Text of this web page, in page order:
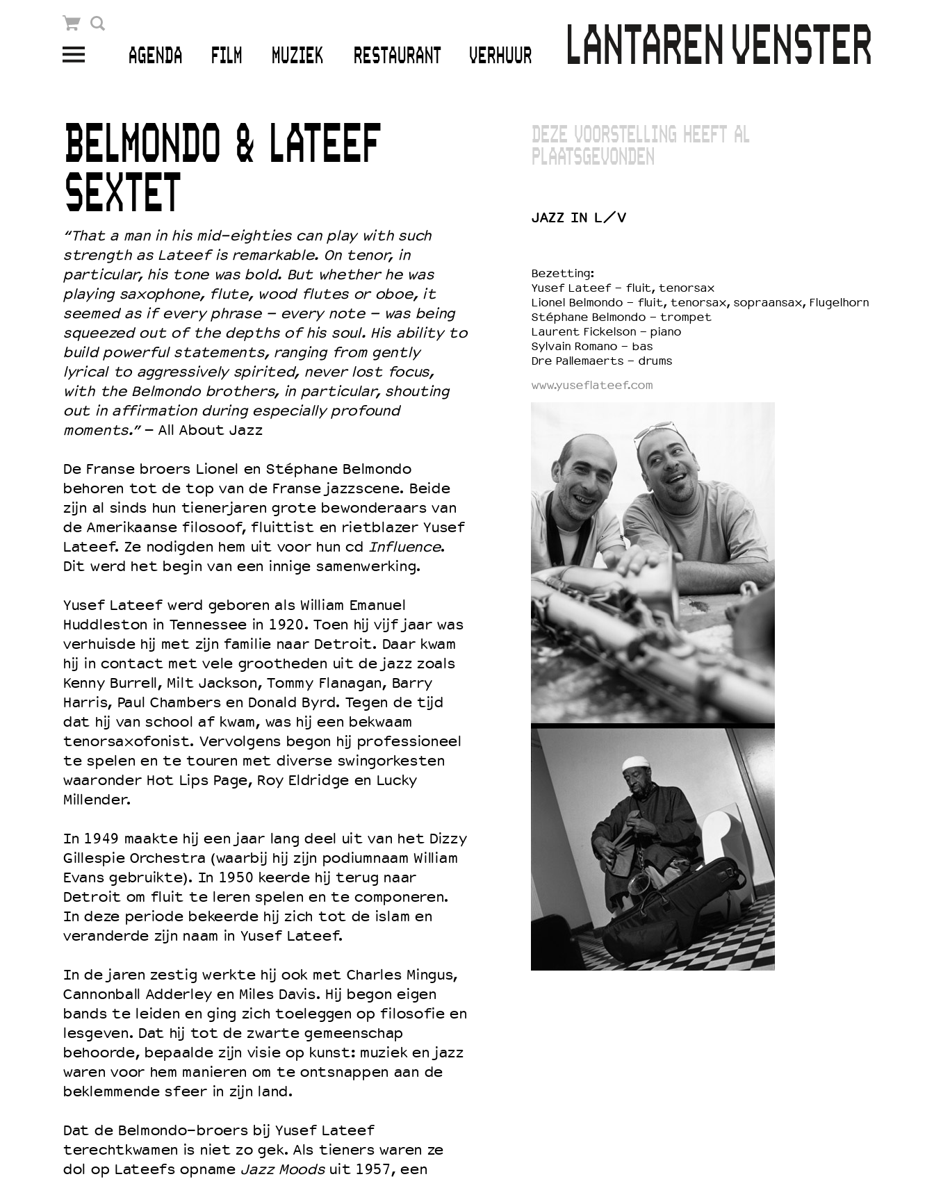
AGENDA FILM MUZIEK RESTAURANT VERHUUR
Winkelmandje
Openingstijden & contact
Bereikbaarheid
Kaartverkoop
EDUCATIE
Schoolvoorstellingen
Filmprogramma’s Primair Onderwijs
Filmprogramma’s VO/MBO
Speciale educatieprogramma’s
OVER LANTARENVENSTER
Wat we doen
Wie is wie
Word vriend
Historie
Partners
Huisregels
Integriteits- en gedragscode
Duurzaamheid
Culturele boycot Israël
Ruimte voor artistieke vrijheid – VNPF
BELMONDO & LATEEF
SEXTET
“That a man in his mid-eighties can play with such
strength as Lateef is remarkable. On tenor, in
particular, his tone was bold. But whether he was
playing saxophone, flute, wood flutes or oboe, it
seemed as if every phrase – every note – was being
squeezed out of the depths of his soul. His ability to
build powerful statements, ranging from gently
lyrical to aggressively spirited, never lost focus,
with the Belmondo brothers, in particular, shouting
out in affirmation during especially profound
moments.”– All About Jazz
De Franse broers Lionel en Stéphane Belmondo
behoren tot de top van de Franse jazzscene. Beide
zijn al sinds hun tienerjaren grote bewonderaars van
de Amerikaanse filosoof, fluittist en rietblazer Yusef
Lateef. Ze nodigden hem uit voor hun cd Influence.
Dit werd het begin van een innige samenwerking.
Yusef Lateef werd geboren als William Emanuel
Huddleston in Tennessee in 1920. Toen hij vijf jaar was
verhuisde hij met zijn familie naar Detroit. Daar kwam
hij in contact met vele grootheden uit de jazz zoals
Kenny Burrell, Milt Jackson, Tommy Flanagan, Barry
Harris, Paul Chambers en Donald Byrd. Tegen de tijd
dat hij van school af kwam, was hij een bekwaam
tenorsaxofonist. Vervolgens begon hij professioneel
te spelen en te touren met diverse swingorkesten
waaronder Hot Lips Page, Roy Eldridge en Lucky
Millender.
In 1949 maakte hij een jaar lang deel uit van het Dizzy
Gillespie Orchestra (waarbij hij zijn podiumnaam William
Evans gebruikte). In 1950 keerde hij terug naar
Detroit om fluit te leren spelen en te componeren.
In deze periode bekeerde hij zich tot de islam en
veranderde zijn naam in Yusef Lateef.
In de jaren zestig werkte hij ook met Charles Mingus,
Cannonball Adderley en Miles Davis. Hij begon eigen
bands te leiden en ging zich toeleggen op filosofie en
lesgeven. Dat hij tot de zwarte gemeenschap
behoorde, bepaalde zijn visie op kunst: muziek en jazz
waren voor hem manieren om te ontsnappen aan de
beklemmende sfeer in zijn land.
Dat de Belmondo-broers bij Yusef Lateef
terechtkwamen is niet zo gek. Als tieners waren ze
dol op Lateefs opname Jazz Moodsuit 1957, een
DEZE VOORSTELLING HEEFT AL
PLAATSGEVONDEN
JAZZ IN L/V
Bezetting:
Yusef Lateef - fluit, tenorsax
Lionel Belmondo - fluit, tenorsax, sopraansax, Flugelhorn
Stéphane Belmondo - trompet
Laurent Fickelson - piano
Sylvain Romano - bas
Dre Pallemaerts - drums
www.yuseflateef.com